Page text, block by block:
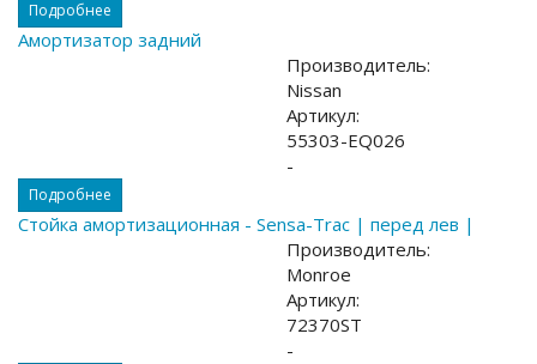
Подробнее
Амортизатор задний
Производитель:
Nissan
Артикул:
55303-EQ026
-
Подробнее
Стойка амортизационная - Sensa-Trac | перед лев |
Производитель:
Monroe
Артикул:
72370ST
-